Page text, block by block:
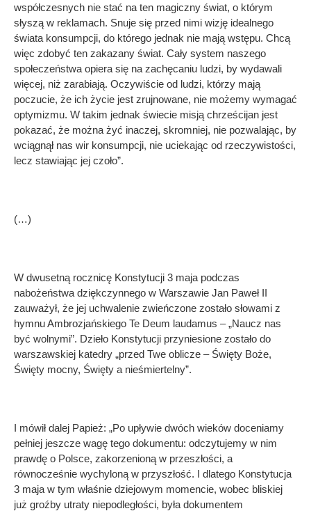
współczesnych nie stać na ten magiczny świat, o którym
słyszą w reklamach. Snuje się przed nimi wizję idealnego
świata konsumpcji, do którego jednak nie mają wstępu. Chcą
więc zdobyć ten zakazany świat. Cały system naszego
społeczeństwa opiera się na zachęcaniu ludzi, by wydawali
więcej, niż zarabiają. Oczywiście od ludzi, którzy mają
poczucie, że ich życie jest zrujnowane, nie możemy wymagać
optymizmu. W takim jednak świecie misją chrześcijan jest
pokazać, że można żyć inaczej, skromniej, nie pozwalając, by
wciągnął nas wir konsumpcji, nie uciekając od rzeczywistości,
lecz stawiając jej czoło”.
(…)
W dwusetną rocznicę Konstytucji 3 maja podczas
nabożeństwa dziękczynnego w Warszawie Jan Paweł II
zauważył, że jej uchwalenie zwieńczone zostało słowami z
hymnu Ambrozjańskiego Te Deum laudamus – „Naucz nas
być wolnymi”. Dzieło Konstytucji przyniesione zostało do
warszawskiej katedry „przed Twe oblicze – Święty Boże,
Święty mocny, Święty a nieśmiertelny”.
I mówił dalej Papież: „Po upływie dwóch wieków doceniamy
pełniej jeszcze wagę tego dokumentu: odczytujemy w nim
prawdę o Polsce, zakorzenioną w przeszłości, a
równocześnie wychyloną w przyszłość. I dlatego Konstytucja
3 maja w tym właśnie dziejowym momencie, wobec bliskiej
już groźby utraty niepodległości, była dokumentem